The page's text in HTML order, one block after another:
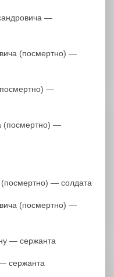
—
(посмертно) —
—
(посмертно) —
— солдата
(посмертно) —
— сержанта
сержанта